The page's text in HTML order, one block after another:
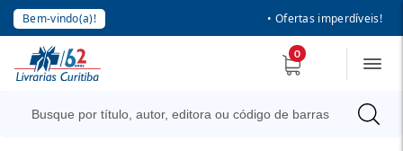
Bem-vindo(a)! • Ofertas imperdíveis!
0